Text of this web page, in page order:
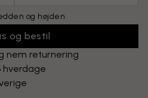
og højden
og bestil
nem returnering
hverdage